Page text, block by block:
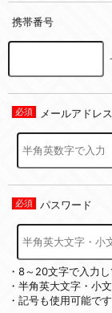
携帯番号
メールアドレス
パスワード
・8～20文字で入力し
・半角英大文字・小
・記号も使用可能です